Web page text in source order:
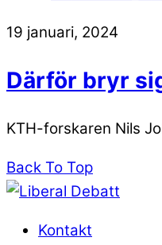
19 januari, 2024
Därför bryr
KTH-forskaren Nils
Back To Top
Kontakt